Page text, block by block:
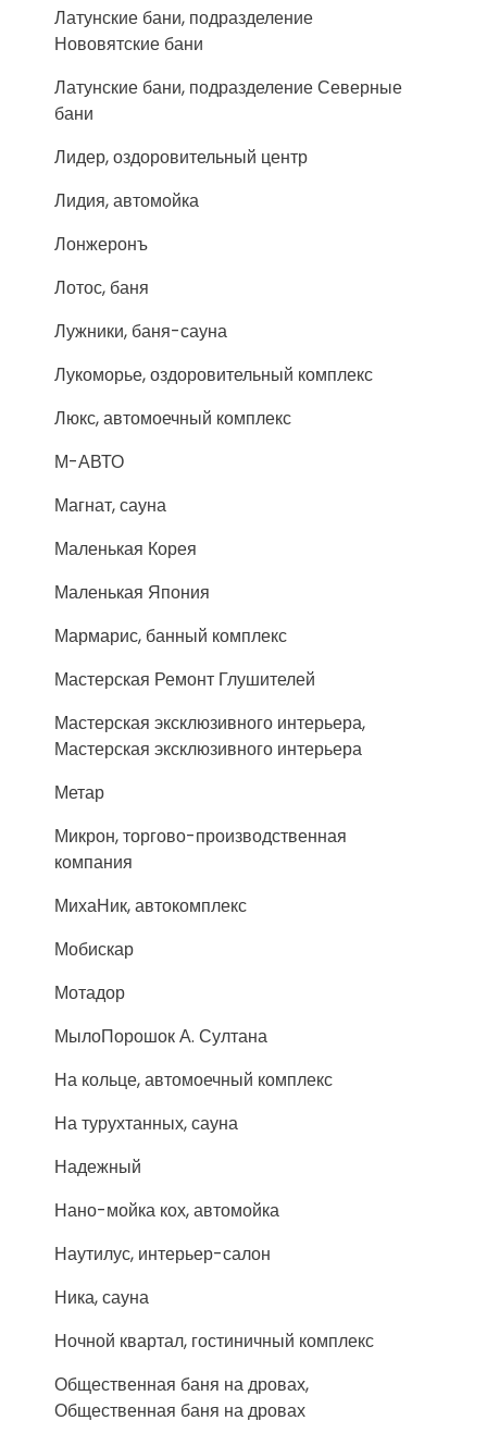
Латунские бани, подразделение
Нововятские бани
Латунские бани, подразделение Северные
бани
Лидер, оздоровительный центр
Лидия, автомойка
Лонжеронъ
Лотос, баня
Лужники, баня-сауна
Лукоморье, оздоровительный комплекс
Люкс, автомоечный комплекс
М-АВТО
Магнат, сауна
Маленькая Корея
Маленькая Япония
Мармарис, банный комплекс
Мастерская Ремонт Глушителей
Мастерская эксклюзивного интерьера,
Мастерская эксклюзивного интерьера
Метар
Микрон, торгово-производственная
компания
МихаНик, автокомплекс
Мобискар
Мотадор
МылоПорошок А. Султана
На кольце, автомоечный комплекс
На турухтанных, сауна
Надежный
Нано-мойка кох, автомойка
Наутилус, интерьер-салон
Ника, сауна
Ночной квартал, гостиничный комплекс
Общественная баня на дровах,
Общественная баня на дровах